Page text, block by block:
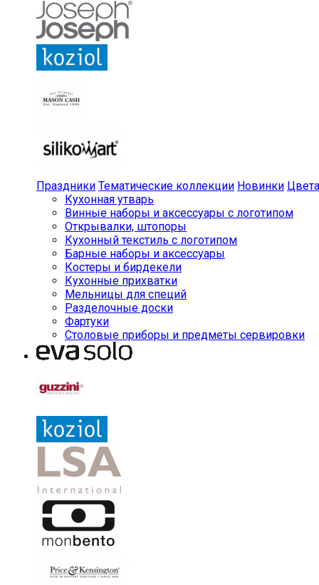
Праздники Тематические коллекции Новинки Цвета
Кухонная утварь
Винные наборы и аксессуары с логотипом
Открывалки, штопоры
Кухонный текстиль с логотипом
Барные наборы и аксессуары
Костеры и бирдекели
Кухонные прихватки
Мельницы для специй
Разделочные доски
Фартуки
Столовые приборы и предметы сервировки